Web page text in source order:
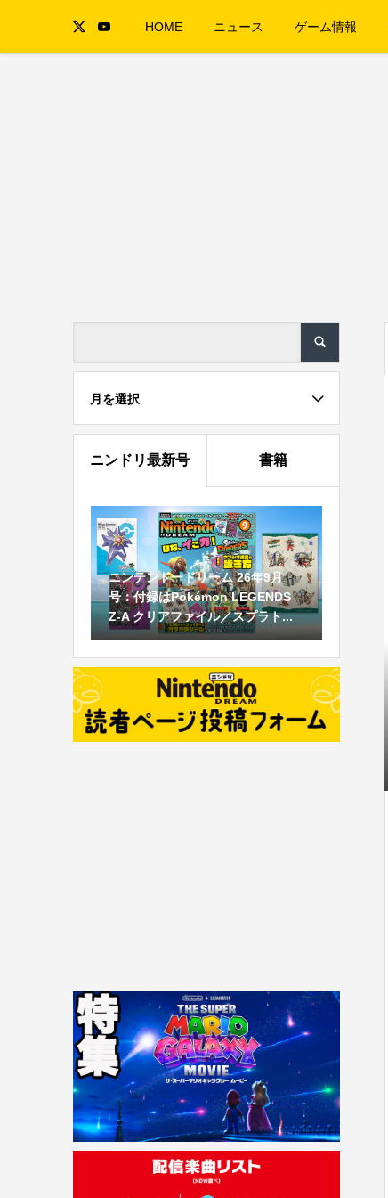
HOME ニュース ゲーム情報
月を選択
ニンドリ最新号 書籍
ニンテンドードリーム 26年9月
号：付録はPokémon LEGENDS
Z-A クリアファイル／スプラト...